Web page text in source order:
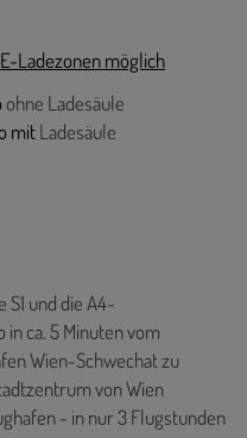
Ladezonen möglich
ohne Ladesäule
mitLadesäule
und die A4-
ca. 5 Minuten vom
Wien-Schwechat zu
von Wien
- in nur 3 Flugstunden